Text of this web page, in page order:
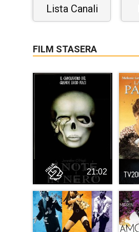
Lista Canali
FILM STASERA
21:02